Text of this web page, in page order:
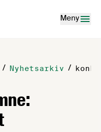
Meny
/ Nyhetsarkiv /